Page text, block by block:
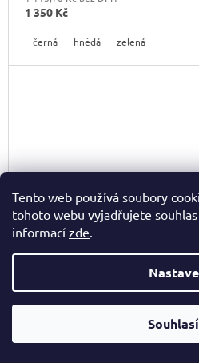
Tento web používá soubory
tohoto webu vyjadřujete
informací zde.
1 350 Kč
černá hnědá zelená